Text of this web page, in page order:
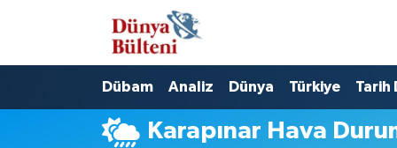
Dübam Analiz Dünya Türkiye Tarih
Karapınar Hava
Nöbetçi Eczaneler
Hava Durumu